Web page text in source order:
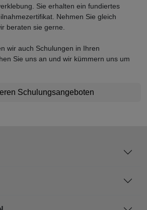
Sie erhalten ein fundiertes
Nehmen Sie gleich
beraten sie gerne.
wir auch Schulungen in Ihren
Sie uns an und wir kümmern uns um
Schulungsangeboten